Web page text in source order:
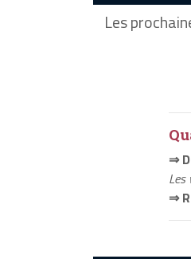
Les
⇒
Les
⇒